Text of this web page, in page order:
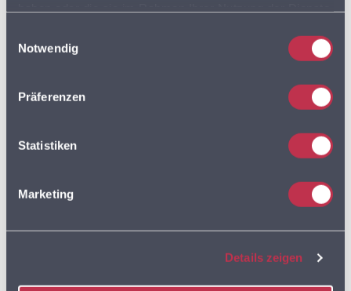
Cookies, wenn Sie unsere Webseite weiterhin nutzen.
Notwendig
Präferenzen
Statistiken
Marketing
Details zeigen
LEBENSMITTELHANDEL LIEFERDIENSTE
LKW LKW ROUTING
MULTIROUTE GO!
ANWENDERTREFFEN